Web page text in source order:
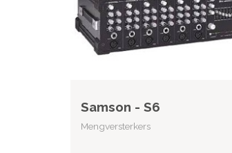
Samson - S6
Mengversterkers